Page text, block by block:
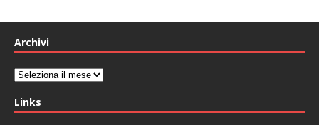
Archivi
Archivi
Links